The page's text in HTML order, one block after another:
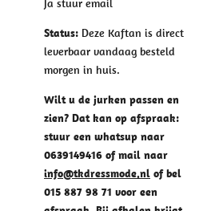
Ja stuur email
Status: Deze Kaftan is direct
leverbaar vandaag besteld
morgen in huis.
Wilt u de jurken passen en
zien? Dat kan op afspraak:
stuur een whatsup naar
0639149416 of mail naar
info@tkdressmode.nl of bel
015 887 98 71 voor een